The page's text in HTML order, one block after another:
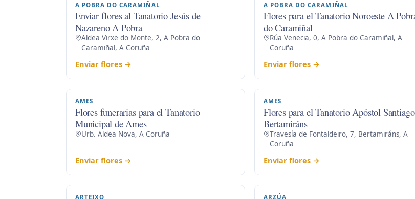
A POBRA DO CARAMIÑAL
Enviar flores al Tanatorio Jesús de
Nazareno A Pobra
Aldea Virxe do Monte, 2, A Pobra do
Caramiñal, A Coruña
Enviar flores →
A POBRA DO CARAMIÑAL
Flores para el Tanatorio Noroeste A
do Caramiñal
Rúa Venecia, 0, A Pobra do Caramiñal, A
Coruña
Enviar flores →
AMES
Flores funerarias para el Tanatorio
Municipal de Ames
Urb. Aldea Nova, A Coruña
Enviar flores →
AMES
Flores para el Tanatorio Apóstol Santiago
Bertamiráns
Travesía de Fontaldeiro, 7, Bertamiráns, A
Coruña
Enviar flores →
ARTEIXO ARZÚA